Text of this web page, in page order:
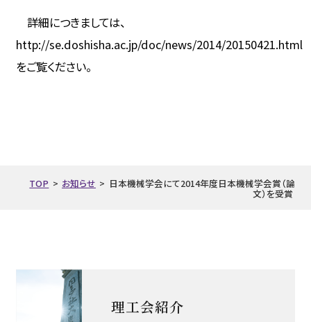
詳細につきましては、
http://se.doshisha.ac.jp/doc/news/2014/20150421.html
をご覧ください。
TOP > お知らせ > 日本機械学会にて2014年度日本機械学会賞（論
文）を受賞
理工会紹介